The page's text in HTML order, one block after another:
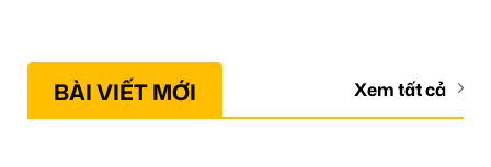
BÀI VIẾT MỚI Xem tất cả